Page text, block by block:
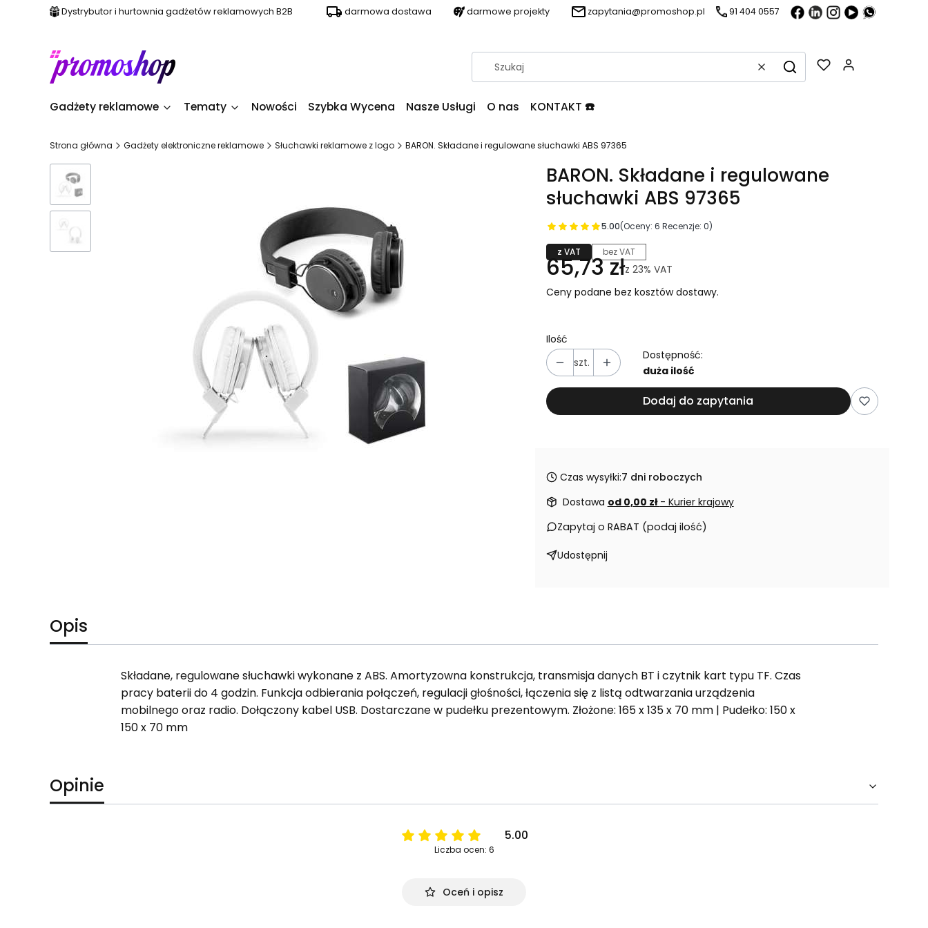
Dystrybutor i hurtownia gadżetów reklamowych B2B darmowa dostawa darmowe projekty zapytania@promoshop.pl 91 404 0557
WyczyśćSzukaj
Gadżety reklamowe Tematy Nowości Szybka Wycena Nasze Usługi O nas KONTAKT ☎️
Strona główna Gadżety elektroniczne reklamowe Słuchawki reklamowe z logo BARON. Składane i regulowane słuchawki ABS 97365
BARON. Składane i regulowane
słuchawki ABS 97365
5.00(Oceny: 6 Recenzje: 0)
z VAT bez VAT
65,73 złz 23% VAT
Ceny podane bez kosztów dostawy.
Ilość
szt.
Dostępność:
duża ilość
Dodaj do zapytania
Czas wysyłki:7 dni roboczych
Dostawa od 0,00 zł - Kurier krajowy
Zapytaj o RABAT (podaj ilość)
Udostępnij
Opis
Składane, regulowane słuchawki wykonane z ABS. Amortyzowna konstrukcja, transmisja danych BT i czytnik kart typu TF. Czas
pracy baterii do 4 godzin. Funkcja odbierania połączeń, regulacji głośności, łączenia się z listą odtwarzania urządzenia
mobilnego oraz radio. Dołączony kabel USB. Dostarczane w pudełku prezentowym. Złożone: 165 x 135 x 70 mm | Pudełko: 150 x
150 x 70 mm
Opinie
5.00
Liczba ocen: 6
Oceń i opisz